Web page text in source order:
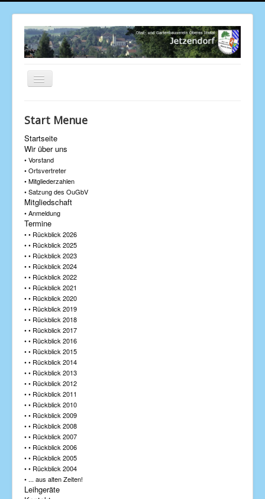
Navigation
Aktuelle Seite:
• • Rückblick 2004
Start Menue
Startseite
Wir über uns
• Vorstand
• Ortsvertreter
• Mitgliederzahlen
• Satzung des OuGbV
Mitgliedschaft
• Anmeldung
Termine
• • Rückblick 2026
• • Rückblick 2025
• • Rückblick 2023
• • Rückblick 2024
• • Rückblick 2022
• • Rückblick 2021
• • Rückblick 2020
• • Rückblick 2019
• • Rückblick 2018
• • Rückblick 2017
• • Rückblick 2016
• • Rückblick 2015
• • Rückblick 2014
• • Rückblick 2013
• • Rückblick 2012
• • Rückblick 2011
• • Rückblick 2010
• • Rückblick 2009
• • Rückblick 2008
• • Rückblick 2007
• • Rückblick 2006
• • Rückblick 2005
• • Rückblick 2004
• ... aus alten Zeiten!
Leihgeräte